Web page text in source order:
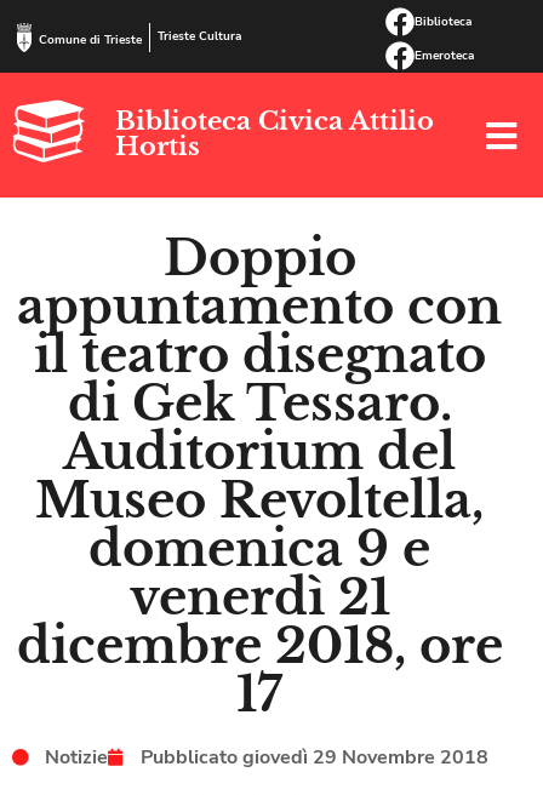
Comune di Trieste Trieste Cultura
Biblioteca
Emeroteca
Biblioteca Civica Attilio
Hortis
Doppio
appuntamento con
il teatro disegnato
di Gek Tessaro.
Auditorium del
Museo Revoltella,
domenica 9 e
venerdì 21
dicembre 2018, ore
17
Notizie Pubblicatogiovedì 29 Novembre 2018